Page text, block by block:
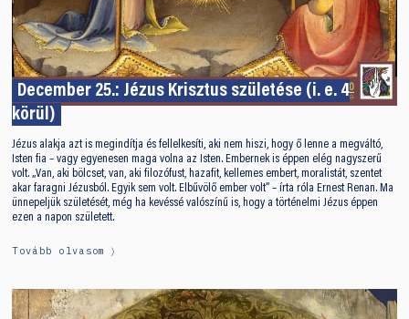
December 25.: Jézus Krisztus születése (i. e. 4
körül)
Jézus alakja azt is megindítja és fellelkesíti, aki nem hiszi, hogy ő lenne a megváltó,
Isten fia – vagy egyenesen maga volna az Isten. Embernek is éppen elég nagyszerű
volt. „Van, aki bölcset, van, aki filozófust, hazafit, kellemes embert, moralistát, szentet
akar faragni Jézusból. Egyik sem volt. Elbűvölő ember volt” – írta róla Ernest Renan. Ma
ünnepeljük születését, még ha kevéssé valószínű is, hogy a történelmi Jézus éppen
ezen a napon született.
Tovább olvasom